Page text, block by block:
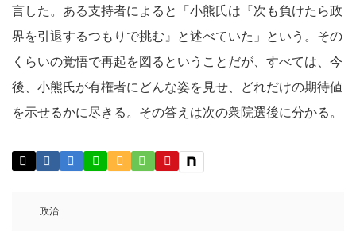
言した。ある支持者によると「小熊氏は『次も負けたら政
界を引退するつもりで挑む』と述べていた」という。その
くらいの覚悟で再起を図るということだが、すべては、今
後、小熊氏が有権者にどんな姿を見せ、どれだけの期待値
を示せるかに尽きる。その答えは次の衆院選後に分かる。
政治